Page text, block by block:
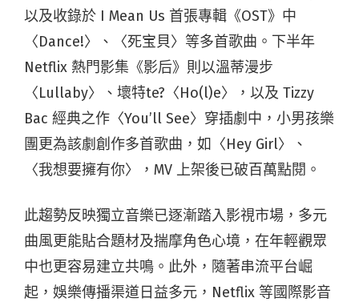
以及收錄於 I Mean Us 首張專輯《OST》中
〈Dance!〉、〈死宝貝〉等多首歌曲。下半年
Netflix 熱門影集《影后》則以溫蒂漫步
〈Lullaby〉、壞特te?〈Ho(l)e〉，以及 Tizzy
Bac 經典之作〈You’ll See〉穿插劇中，小男孩樂
團更為該劇創作多首歌曲，如〈Hey Girl〉、
〈我想要擁有你〉，MV 上架後已破百萬點閱。
此趨勢反映獨立音樂已逐漸踏入影視市場，多元
曲風更能貼合題材及揣摩角色心境，在年輕觀眾
中也更容易建立共鳴。此外，隨著串流平台崛
起，娛樂傳播渠道日益多元，Netflix 等國際影音